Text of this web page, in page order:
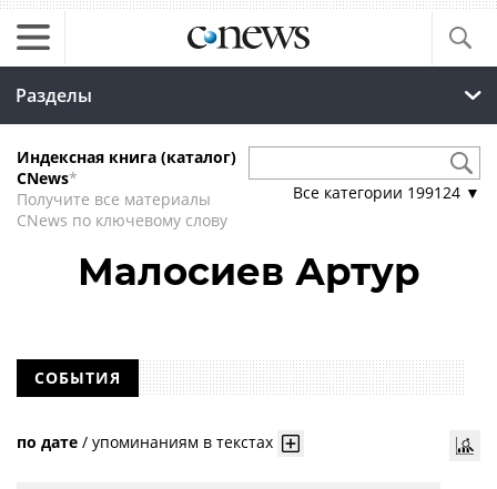
Разделы
Индексная книга (каталог)
CNews*
Получите все материалы
CNews по ключевому слову
Все категории 199124 ▼
Малосиев Артур
СОБЫТИЯ
по дате / упоминаниям в текстах